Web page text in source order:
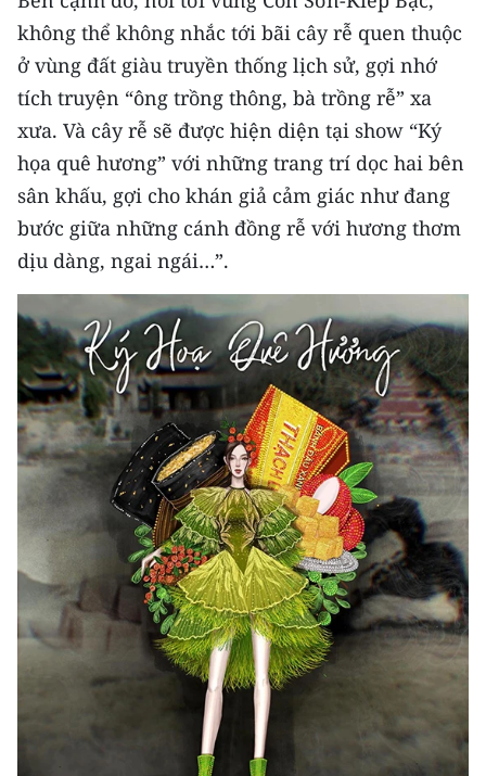
ENGLISH
中文
FRANÇAIS
РУССКИЙ
ESPAÑOL
한국어
không thể không nhắc tới bãi cây rễ quen thuộc
ở vùng đất giàu truyền thống lịch sử, gợi nhớ
tích truyện “ông trồng thông, bà trồng rễ” xa
xưa. Và cây rễ sẽ được hiện diện tại show “Ký
họa quê hương” với những trang trí dọc hai bên
sân khấu, gợi cho khán giả cảm giác như đang
bước giữa những cánh đồng rễ với hương thơm
dịu dàng, ngai ngái…”.